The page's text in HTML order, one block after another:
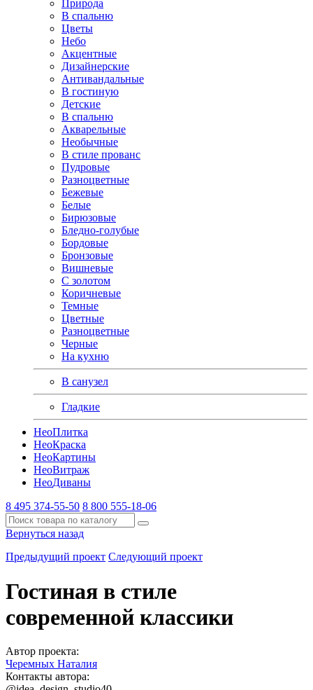
Природа
В спальню
Цветы
Небо
Акцентные
Дизайнерские
Антивандальные
В гостиную
Детские
В спальню
Акварельные
Необычные
В стиле прованс
Пудровые
Разноцветные
Бежевые
Белые
Бирюзовые
Бледно-голубые
Бордовые
Бронзовые
Вишневые
С золотом
Коричневые
Темные
Цветные
Разноцветные
Черные
На кухню
В санузел
Гладкие
НеоПлитка
НеоКраска
НеоКартины
НеоВитраж
НеоДиваны
8 495 374-55-50 8 800 555-18-06
Вернуться назад
Предыдущий проект Следующий проект
Гостиная в стиле
современной классики
Автор проекта:
Черемных Наталия
Контакты автора: